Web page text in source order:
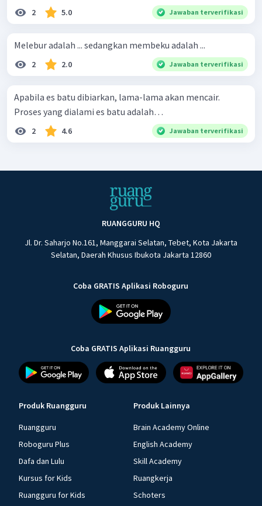
2 5.0 Jawaban terverifikasi
Melebur adalah ... sedangkan membeku adalah ...
2 2.0 Jawaban terverifikasi
Apabila es batu dibiarkan, lama-lama akan mencair.
Proses yang dialami es batu adalah…
2 4.6 Jawaban terverifikasi
RUANGGURU HQ
Jl. Dr. Saharjo No.161, Manggarai Selatan, Tebet, Kota Jakarta
Selatan, Daerah Khusus Ibukota Jakarta 12860
Coba GRATIS Aplikasi Roboguru
Coba GRATIS Aplikasi Ruangguru
Produk Ruangguru
Ruangguru
Roboguru Plus
Dafa dan Lulu
Kursus for Kids
Ruangguru for Kids
Produk Lainnya
Brain Academy Online
English Academy
Skill Academy
Ruangkerja
Schoters